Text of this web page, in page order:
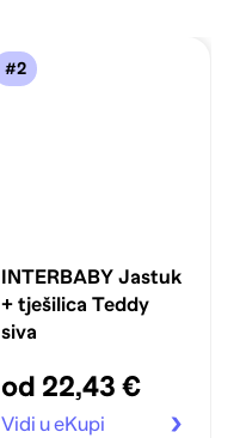
#2
INTERBABY Jastuk
+ tješilica Teddy
siva
od 22,43 €
Vidi u eKupi